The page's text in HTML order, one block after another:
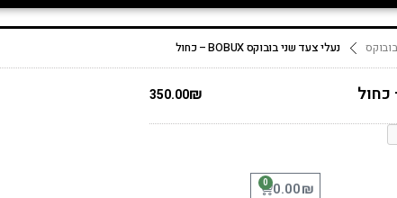
נעלי צעד שני בובוקס BOBUX – כחול
350.00₪
0.00₪
0